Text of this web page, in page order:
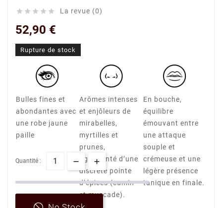
     La revue (0)
52,90 €
Rupture de stock
Bulles fines et
abondantes avec
une robe jaune
paille
Arômes intenses
et enjôleurs de
mirabelles,
myrtilles et
prunes,
agrémenté d’une
discrète pointe
d’épices (cumin
et muscade).
En bouche,
équilibre
émouvant entre
une attaque
souple et
crémeuse et une
légère présence
tanique en finale.
Quantité :